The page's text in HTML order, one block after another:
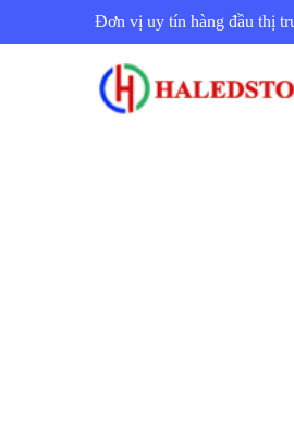
Đơn vị uy tín hàng đầu thị